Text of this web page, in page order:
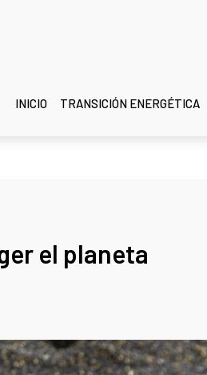
INICIO TRANSICIÓN ENERGÉTICA
el planeta